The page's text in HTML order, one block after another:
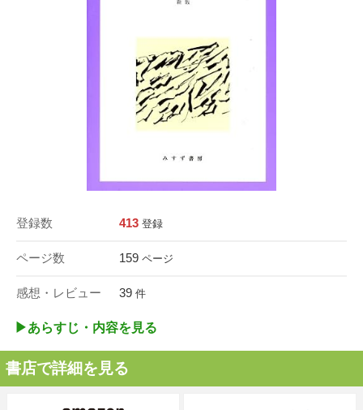
登録数 413 登録
ページ数 159 ページ
感想・レビュー 39 件
▶︎あらすじ・内容を見る
書店で詳細を見る